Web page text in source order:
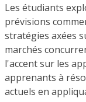
Les étudiants
prévisions
stratégies axées
marchés
l'accent sur les
apprenants à
actuels en